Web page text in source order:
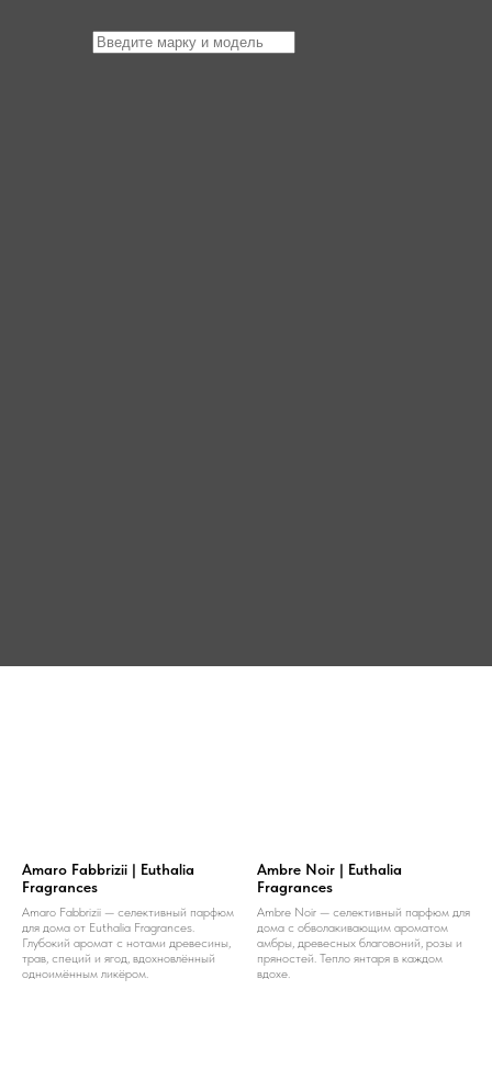
Amaro Fabbrizii | Euthalia
Fragrances
Amaro Fabbrizii — селективный парфюм
для дома от Euthalia Fragrances.
Глубокий аромат с нотами древесины,
трав, специй и ягод, вдохновлённый
одноимённым ликёром.
Ambre Noir | Euthalia
Fragrances
Ambre Noir — селективный парфюм для
дома с обволакивающим ароматом
амбры, древесных благовоний, розы и
пряностей. Тепло янтаря в каждом
вдохе.